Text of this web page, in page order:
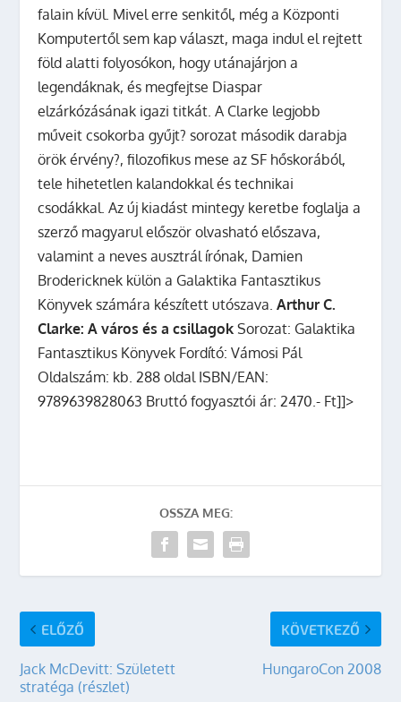
falain kívül. Mivel erre senkitől, még a Központi
Komputertől sem kap választ, maga indul el rejtett
föld alatti folyosókon, hogy utánajárjon a
legendáknak, és megfejtse Diaspar
elzárkózásának igazi titkát. A Clarke legjobb
műveit csokorba gyűjt? sorozat második darabja
örök érvény?, filozofikus mese az SF hőskorából,
tele hihetetlen kalandokkal és technikai
csodákkal. Az új kiadást mintegy keretbe foglalja a
szerző magyarul először olvasható előszava,
valamint a neves ausztrál írónak, Damien
Brodericknek külön a Galaktika Fantasztikus
Könyvek számára készített utószava.Arthur C.
Clarke: A város és a csillagokSorozat: Galaktika
Fantasztikus Könyvek Fordító: Vámosi Pál
Oldalszám: kb. 288 oldal ISBN/EAN:
9789639828063 Bruttó fogyasztói ár: 2470.- Ft]]>
OSSZA MEG:
ELŐZŐ
Jack McDevitt: Született
stratéga (részlet)
KÖVETKEZŐ
HungaroCon 2008